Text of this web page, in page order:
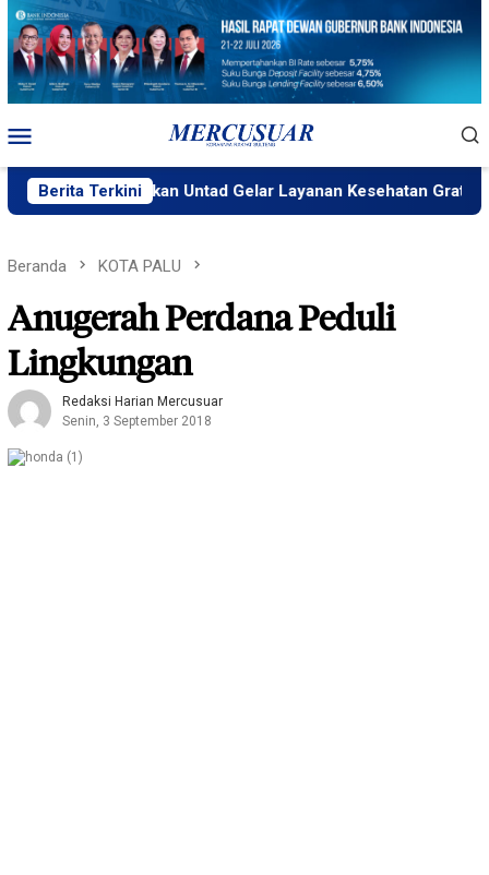
Loncat
konten
Mobile
Berita Terkini
RS Pendidikan Untad Gelar Layanan Kesehatan Gratis
Beranda KOTA PALU
Anugerah Perdana Peduli
Lingkungan
Redaksi Harian Mercusuar
Senin, 3 September 2018